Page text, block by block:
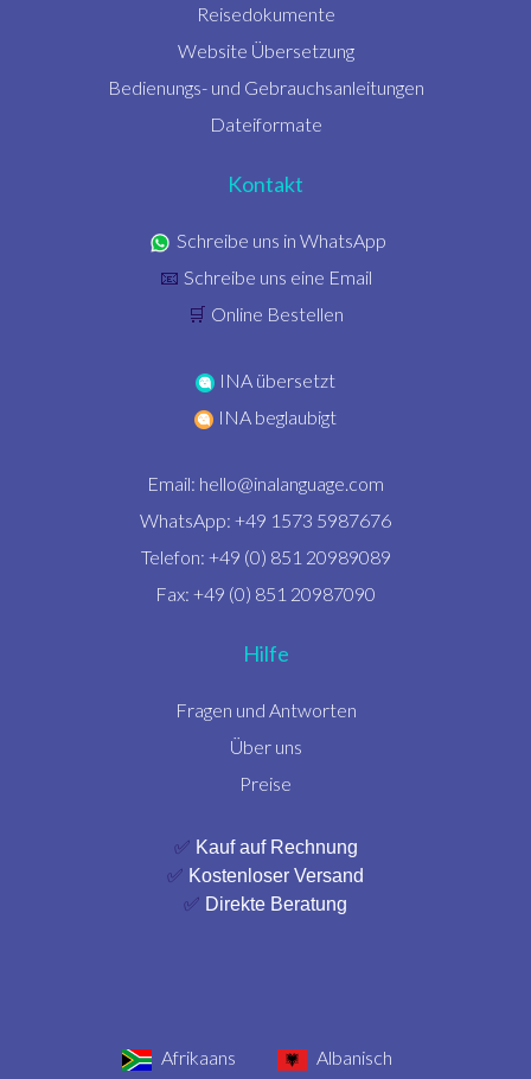
Reisedokumente
Website Übersetzung
Bedienungs- und Gebrauchsanleitungen
Dateiformate
Kontakt
Schreibe uns in WhatsApp
📧 Schreibe uns eine Email
🛒 Online Bestellen
INA übersetzt
INA beglaubigt
Email: hello@inalanguage.com
WhatsApp: +49 1573 5987676
Telefon: +49 (0) 851 20989089
Fax: +49 (0) 851 20987090
Hilfe
Fragen und Antworten
Über uns
Preise
✅ Kauf auf Rechnung
✅ Kostenloser Versand
✅ Direkte Beratung
Afrikaans Albanisch